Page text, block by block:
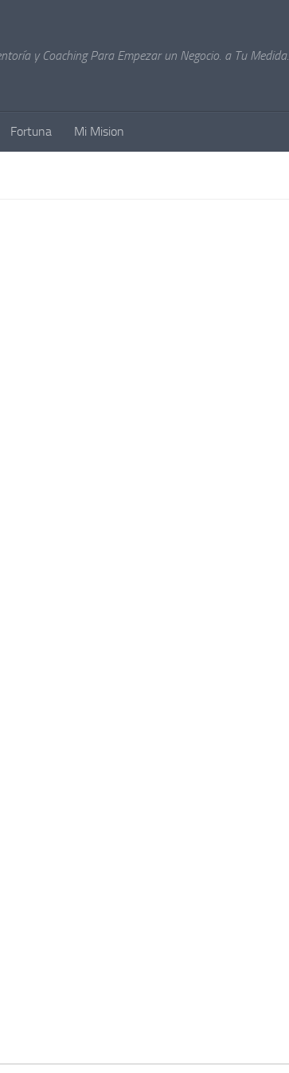
y Coaching Para Empezar un Negocio. a Tu Medida.
Fortuna Mi Mision